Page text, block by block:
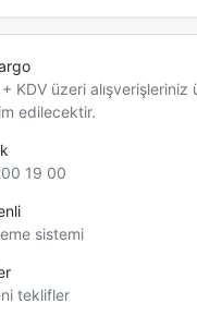
KDV üzeri alışverişleriniz
edilecektir.
19 00
sistemi
teklifler